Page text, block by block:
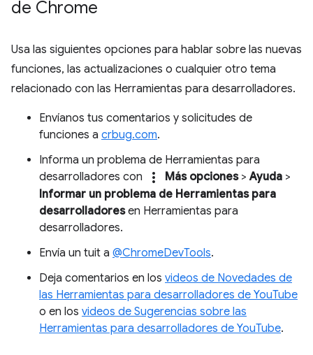
de Chrome
Usa las siguientes opciones para hablar sobre las nuevas
funciones, las actualizaciones o cualquier otro tema
relacionado con las Herramientas para desarrolladores.
Envíanos tus comentarios y solicitudes de
funciones a crbug.com.
Informa un problema de Herramientas para
desarrolladores con
more_vert Más opciones>Ayuda >
Informar un problema de Herramientas para
desarrolladoresen Herramientas para
desarrolladores.
Envía un tuit a @ChromeDevTools.
Deja comentarios en los videos de Novedades de
las Herramientas para desarrolladores de YouTube
o en los videos de Sugerencias sobre las
Herramientas para desarrolladores de YouTube.